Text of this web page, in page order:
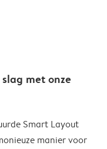
met onze
Smart Layout
manier voor